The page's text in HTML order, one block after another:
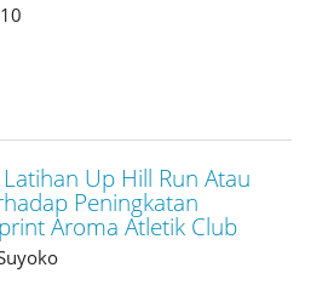
Up Hill Run Atau
Peningkatan
Aroma Atletik Club